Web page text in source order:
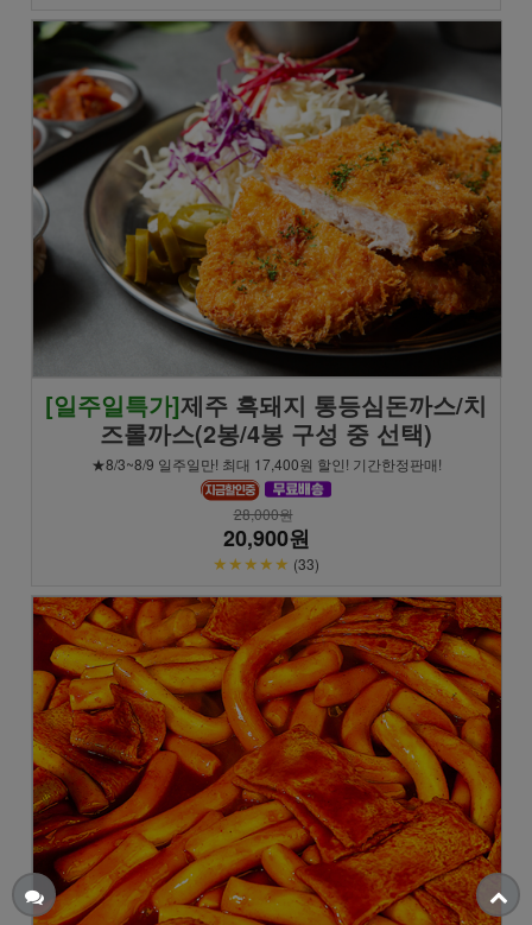
[일주일특가]제주 흑돼지 통등심돈까스/치
즈롤까스(2봉/4봉 구성 중 선택)
★8/3~8/9 일주일만! 최대 17,400원 할인! 기간한정판매!
28,000원
20,900원
★★★★★ (33)